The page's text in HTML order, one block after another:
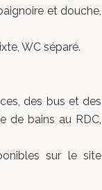
et douche,
WC séparé.
des bus et des
de bains au RDC,
sur le site